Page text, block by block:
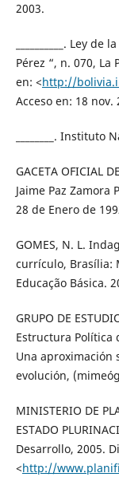
2003.
__________. Ley
Pérez “, n. 070,
en: <http://
Acceso en: 18 nov.
________.
GACETA OFICIAL
Jaime Paz
28 de Enero de
GOMES, N. L.
currículo, Brasília:
Educação Básica.
GRUPO DE
Estructura Política
Una aproximación
evolución,
MINISTERIO DE
ESTADO
Desarrollo, 2005.
<http://